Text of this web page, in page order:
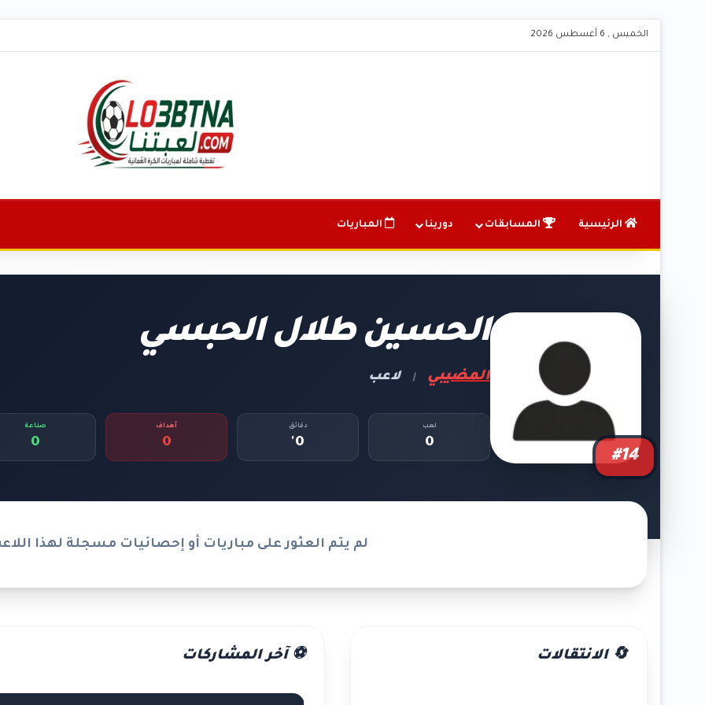
الخميس , 6 أغسطس 2026
الرئيسية المسابقات دورينا المباريات
#14
الحسين طلال الحبسي
المضيبي | لاعب
لعب
0
دقائق
0'
أهداف
0
صناعة
0
لم يتم العثور على مباريات أو إحصائيات مسجلة لهذا
🔄 الانتقالات ⚽ آخر المشاركات